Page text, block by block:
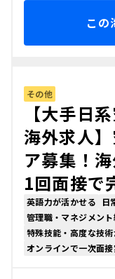
この
その他
【大手日
海外求人
ア募集！
1回面接で
英語力が活かせる 日
管理職・マネジメン
特殊技能・高度な技
オンラインで一次面